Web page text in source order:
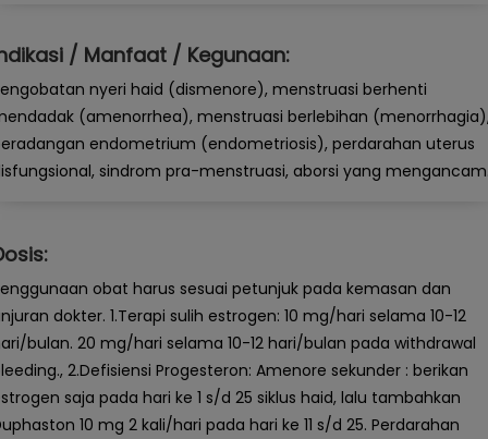
/ Manfaat / Kegunaan:
nyeri haid (dismenore), menstruasi berhenti
(amenorrhea), menstruasi berlebihan
endometrium (endometriosis), perdarahan uterus
sindrom pra-menstruasi, aborsi yang
obat harus sesuai petunjuk pada kemasan dan
dokter. 1.Terapi sulih estrogen: 10 mg/hari selama 10-12
bulan. 20 mg/hari selama 10-12 hari/bulan pada withdrawal
2.Defisiensi Progesteron: Amenore sekunder : berikan
saja pada hari ke 1 s/d 25 siklus haid, lalu tambahkan
10 mg 2 kali/hari pada hari ke 11 s/d 25. Perdarahan